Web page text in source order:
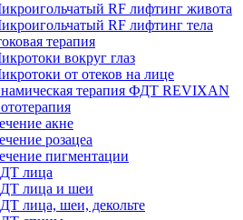
RF лифтинг живота
RF лифтинг тела
терапия
вокруг глаз
от отеков на лице
терапия ФДТ REVIXAN
акне
розацеа
пигментации
лица
лица и шеи
лица, шеи, декольте